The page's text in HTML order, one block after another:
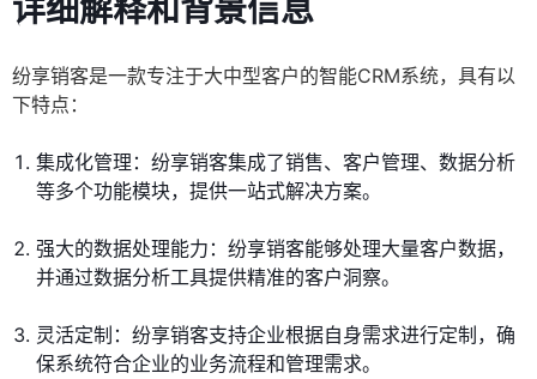
详细解释和背景信息
纷享销客是一款专注于大中型客户的智能CRM系统，具有以
下特点：
集成化管理：纷享销客集成了销售、客户管理、数据分析
等多个功能模块，提供一站式解决方案。
强大的数据处理能力：纷享销客能够处理大量客户数据，
并通过数据分析工具提供精准的客户洞察。
灵活定制：纷享销客支持企业根据自身需求进行定制，确
保系统符合企业的业务流程和管理需求。